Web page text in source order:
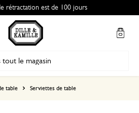
rétractation est de 100 jours
table Serviettes de table